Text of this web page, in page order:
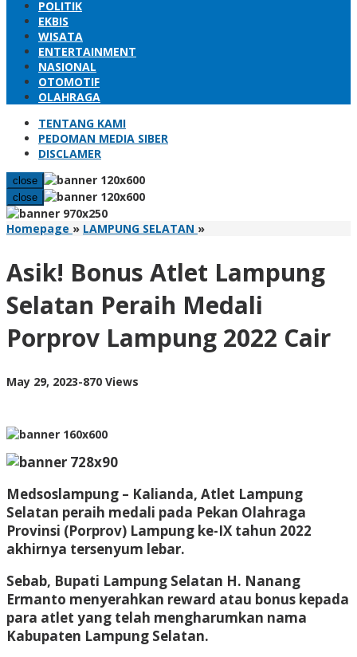
POLITIK
EKBIS
WISATA
ENTERTAINMENT
NASIONAL
OTOMOTIF
OLAHRAGA
TENTANG KAMI
PEDOMAN MEDIA SIBER
DISCLAMER
close
close
Homepage » LAMPUNG SELATAN »Asik!
Lampung
Peraih
Medali
Porprov
Lampung
Asik! Bonus Atlet Lampung
Selatan Peraih Medali
Porprov Lampung 2022 Cair
May 29, 2023by
-870 Views
Medsoslampung – Kalianda, Atlet Lampung
Selatan peraih medali pada Pekan Olahraga
Provinsi (Porprov) Lampung ke-IX tahun 2022
akhirnya tersenyum lebar.
Sebab, Bupati Lampung Selatan H. Nanang
Ermanto menyerahkan reward atau bonus kepada
para atlet yang telah mengharumkan nama
Kabupaten Lampung Selatan.